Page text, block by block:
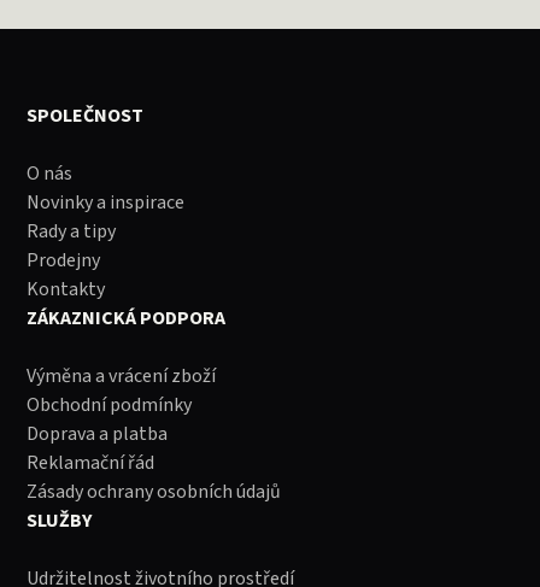
SPOLEČNOST
O nás
Novinky a inspirace
Rady a tipy
Prodejny
Kontakty
ZÁKAZNICKÁ PODPORA
Výměna a vrácení zboží
Obchodní podmínky
Doprava a platba
Reklamační řád
Zásady ochrany osobních údajů
SLUŽBY
Udržitelnost životního prostředí